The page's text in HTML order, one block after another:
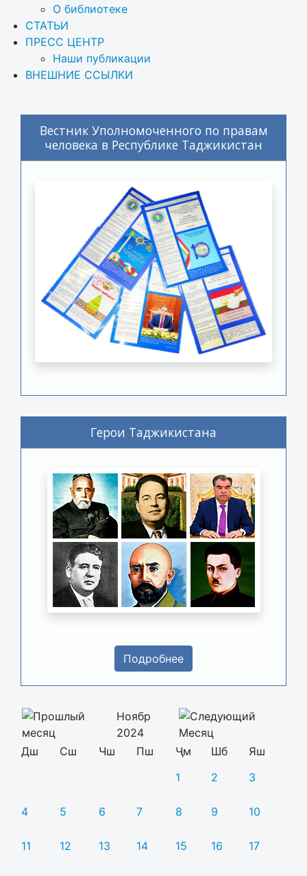
О библиотеке
СТАТЬИ
ПРЕСС ЦЕНТР
Наши публикации
ВНЕШНИЕ ССЫЛКИ
Вестник Уполномоченного по правам
человека в Республике Таджикистан
Герои Таджикистана
Подробнее
Ноябр
2024
Дш
Сш Чш Пш Ҷм Шб
Яш
1
2 3
4 5 6 7 8 9 10
11 12 13 14 15 16 17